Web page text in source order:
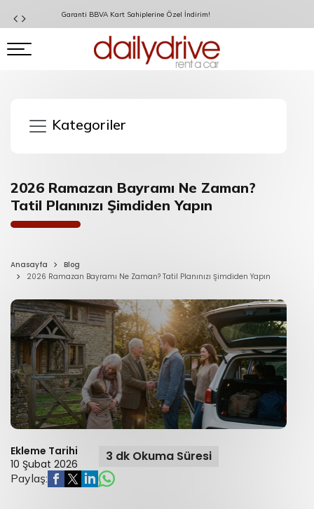
Garanti BBVA Kart Sahiplerine Özel İndirim!
2026 Ramazan Bayramı Ne Zaman?
Tatil Planınızı Şimdiden Yapın
Anasayfa
Blog
2026 Ramazan Bayramı Ne Zaman? Tatil Planınızı Şimdiden Yapın
Ekleme Tarihi
10 Şubat 2026
3 dk Okuma Süresi
Paylaş:
Kategoriler